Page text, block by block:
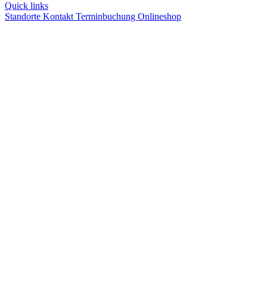
Quick links
Standorte Kontakt Terminbuchung Onlineshop